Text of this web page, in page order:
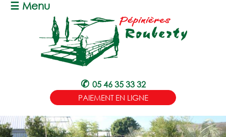
☰ Menu
✆ 05 46 35 33 32
PAIEMENT EN LIGNE